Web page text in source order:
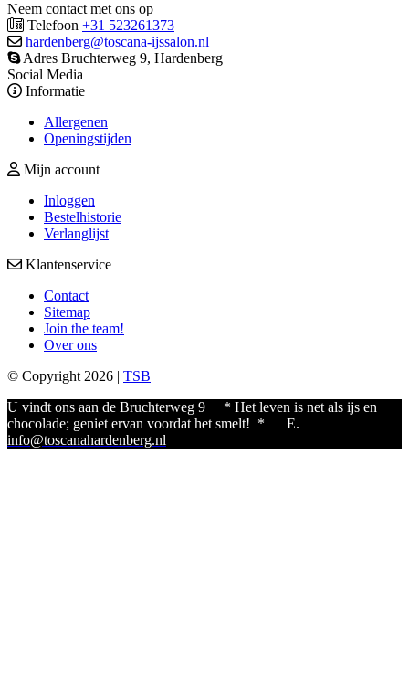
Neem contact met ons op
Telefoon +31 523261373
hardenberg@toscana-ijssalon.nl
Adres Bruchterweg 9, Hardenberg
Social Media
Informatie
Allergenen
Openingstijden
Mijn account
Inloggen
Bestelhistorie
Verlanglijst
Klantenservice
Contact
Sitemap
Join the team!
Over ons
© Copyright 2026 | TSB
U vindt ons aan de Bruchterweg 9 * Het leven is net als ijs en
chocolade; geniet ervan voordat het smelt! * E.
info@toscanahardenberg.nl